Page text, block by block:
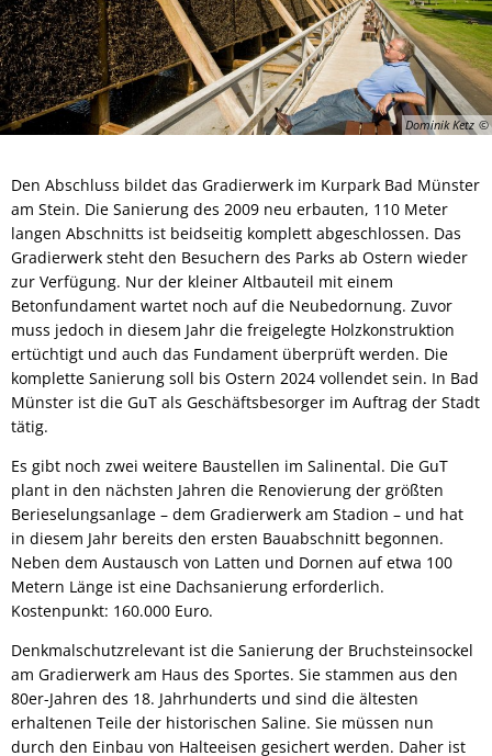
Dominik Ketz
Den Abschluss bildet das Gradierwerk im Kurpark Bad Münster
am Stein. Die Sanierung des 2009 neu erbauten, 110 Meter
langen Abschnitts ist beidseitig komplett abgeschlossen. Das
Gra­dierwerk steht den Besuchern des Parks ab Ostern wieder
zur Verfügung. Nur der kleiner Altbauteil mit einem
Betonfundament wartet noch auf die Neubedornung. Zuvor
muss jedoch in diesem Jahr die freigelegte Holzkonstruktion
ertüchtigt und auch das Fundament überprüft werden. Die
kom­plette Sanierung soll bis Ostern 2024 vollendet sein. In Bad
Münster ist die GuT als Geschäftsbesor­ger im Auftrag der Stadt
tätig.
Es gibt noch zwei weitere Baustellen im Salinental. Die GuT
plant in den nächsten Jahren die Renovie­rung der größten
Berieselungsanlage – dem Gradierwerk am Stadion – und hat
in diesem Jahr bereits den ersten Bauabschnitt begonnen.
Neben dem Austausch von Latten und Dornen auf etwa 100
Me­tern Länge ist eine Dachsanierung erforderlich.
Kostenpunkt: 160.000 Euro.
Denkmalschutzrelevant ist die Sanierung der Bruchsteinsockel
am Gradierwerk am Haus des Sportes. Sie stammen aus den
80er-Jahren des 18. Jahrhunderts und sind die ältesten
erhaltenen Teile der historischen Saline. Sie müs­sen nun
durch den Einbau von Halteeisen gesichert werden. Daher ist